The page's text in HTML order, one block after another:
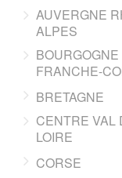
AUVERGNE
ALPES
BOURGOGNE
FRANCHE-
BRETAGNE
CENTRE VAL
LOIRE
CORSE